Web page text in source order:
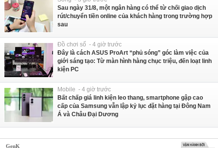
Sau ngày 31/8, một ngân hàng có thể từ chối giao dịch
rút/chuyển tiền online của khách hàng trong trường hợp
sau
Đồ chơi số - 4 giờ trước
Đây là cách ASUS ProArt “phủ sóng” góc làm việc của
giới sáng tạo: Từ màn hình hàng chục triệu, đến loạt linh
kiện PC
Mobile - 4 giờ trước
Bất chấp giá linh kiện leo thang, smartphone gập cao
cấp của Samsung vẫn lập kỷ lục đặt hàng tại Đông Nam
Á và Châu Đại Dương
GenK